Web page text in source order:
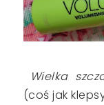
Wielka
(coś jak